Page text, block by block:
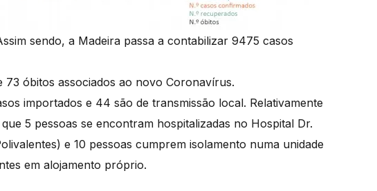
sendo, a Madeira passa a contabilizar 9475 casos
73 óbitos associados ao novo Coronavírus.
importados e 44 são de transmissão local. Relativamente
5 pessoas se encontram hospitalizadas no Hospital Dr.
e 10 pessoas cumprem isolamento numa unidade
em alojamento próprio.